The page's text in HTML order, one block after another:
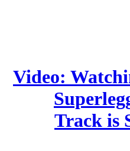
Video:
Track is